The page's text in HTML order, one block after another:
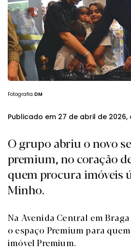
Fotografia DM
Publicado em 27 de abril de 2026,
O grupo abriu o novo
premium, no coração
quem procura imóveis
Minho.
Na Avenida Central em
o espaço Premium para
imóvel Premium.